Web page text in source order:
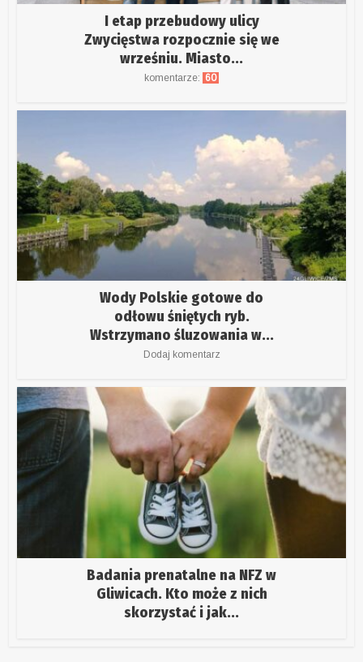
I etap przebudowy ulicy
Zwycięstwa rozpocznie się we
wrześniu. Miasto...
komentarze: 60
Wody Polskie gotowe do
odłowu śniętych ryb.
Wstrzymano śluzowania w...
Dodaj komentarz
Badania prenatalne na NFZ w
Gliwicach. Kto może z nich
skorzystać i jak...